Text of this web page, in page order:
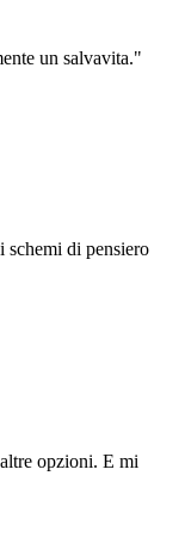
un salvavita."
di pensiero
opzioni. E mi